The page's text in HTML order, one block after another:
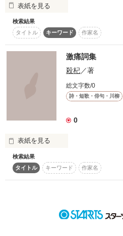
超短編！フェチから始まる溺愛コ
スターツ出版小説投稿サイト合同
賞」ベリーズカフェ会場
その他の条件
と思います。
わたしは娘に同じ思いをさせたく
ます。
大切な娘さん
ノンフィクション部門ランキング
た。
一人でも多くの人に検診やワクチ
だけでも執筆してよかったです。
表紙を見る
日常の中に恐怖は潜む
そして
ある瞬間に牙をむく
悪魔の攻撃は手加減をしない
悪魔の攻撃はしつこい
このお話は季節限定ノンフィクシ
洗濯ものをする人
注意をしてください。
検索結果
タイトル
キーワード 作家名
激痛詞集
殺杞／著
総文字数/0
詩・短歌・俳句・川柳
0
表紙を見る
自作歌詞です
苦手な方はお引き取り下さいませ
検索結果
タイトル
キーワード 作家名